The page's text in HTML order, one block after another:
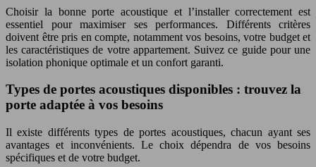
Choisir la bonne porte acoustique et l’installer correctement est
essentiel pour maximiser ses performances. Différents critères
doivent être pris en compte, notamment vos besoins, votre budget et
les caractéristiques de votre appartement. Suivez ce guide pour une
isolation phonique optimale et un confort garanti.
Types de portes acoustiques disponibles : trouvez la
porte adaptée à vos besoins
Il existe différents types de portes acoustiques, chacun ayant ses
avantages et inconvénients. Le choix dépendra de vos besoins
spécifiques et de votre budget.